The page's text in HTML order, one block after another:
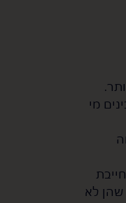
מי
שהן לא